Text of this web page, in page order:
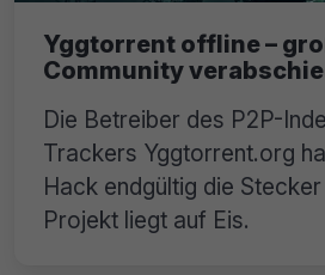
Yggtorrent offline –
Community
Die Betreiber des P2P-
Trackers Yggtorrent.org
Hack endgültig die
Projekt liegt auf Eis.